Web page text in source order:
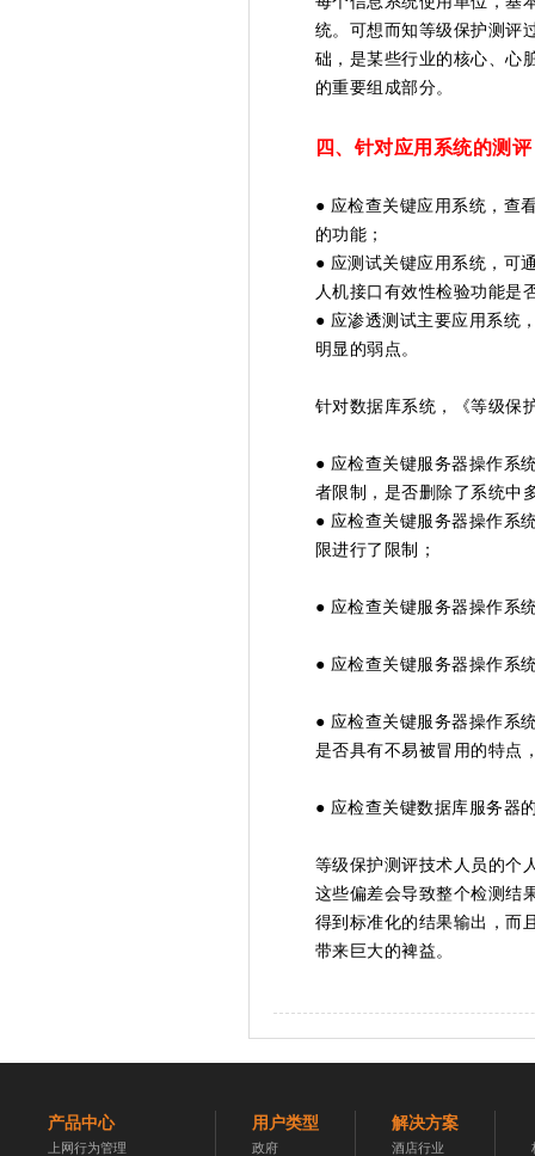
统。可想而知等级保护测评
础，是某些行业的核心、心
的重要组成部分。
四、针对应用系统的测
● 应检查关键应用系统，查
的功能；
● 应测试关键应用系统，可
人机接口有效性检验功能是
● 应渗透测试主要应用系统
明显的弱点。
针对数据库系统，《等级保
● 应检查关键服务器操作系
者限制，是否删除了系统中
● 应检查关键服务器操作系
限进行了限制；
● 应检查关键服务器操作系
● 应检查关键服务器操作系
● 应检查关键服务器操作系
是否具有不易被冒用的特点
● 应检查关键数据库服务器
等级保护测评技术人员的个
这些偏差会导致整个检测结
得到标准化的结果输出，而
带来巨大的裨益。
产品中心
上网行为管理
用户类型
政府
解决方案
酒店行业